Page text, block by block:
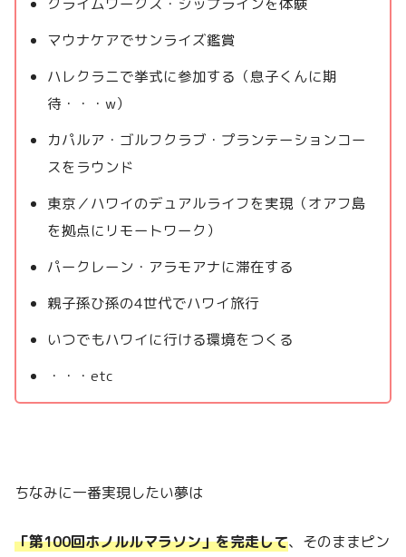
マウナケアでサンライズ鑑賞
ハレクラニで挙式に参加する（息子くんに期
待・・・w）
カパルア・ゴルフクラブ・プランテーションコー
スをラウンド
東京／ハワイのデュアルライフを実現（オアフ島
を拠点にリモートワーク）
パークレーン・アラモアナに滞在する
親子孫ひ孫の4世代でハワイ旅行
いつでもハワイに行ける環境をつくる
・・・etc
ちなみに一番実現したい夢は
「第100回ホノルルマラソン」を完走して、そのままピン